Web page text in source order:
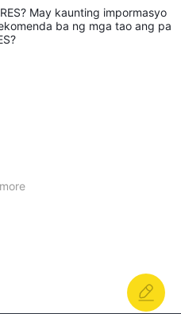
May kaunting impormasyo
ba ng mga tao ang pa